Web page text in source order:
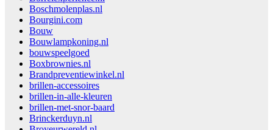
Boschmolenplas.nl
Bourgini.com
Bouw
Bouwlampkoning.nl
bouwspeelgoed
Boxbrownies.nl
Brandpreventiewinkel.nl
brillen-accessoires
brillen-in-alle-kleuren
brillen-met-snor-baard
Brinckerduyn.nl